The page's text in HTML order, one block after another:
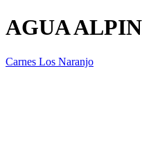
AGUA
Carnes Los Naranjo